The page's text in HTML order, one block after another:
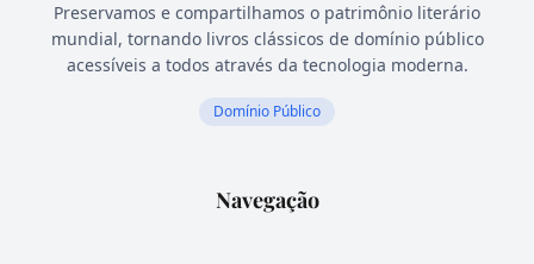
Preservamos e compartilhamos o patrimônio literário
mundial, tornando livros clássicos de domínio público
acessíveis a todos através da tecnologia moderna.
Domínio Público
Navegação